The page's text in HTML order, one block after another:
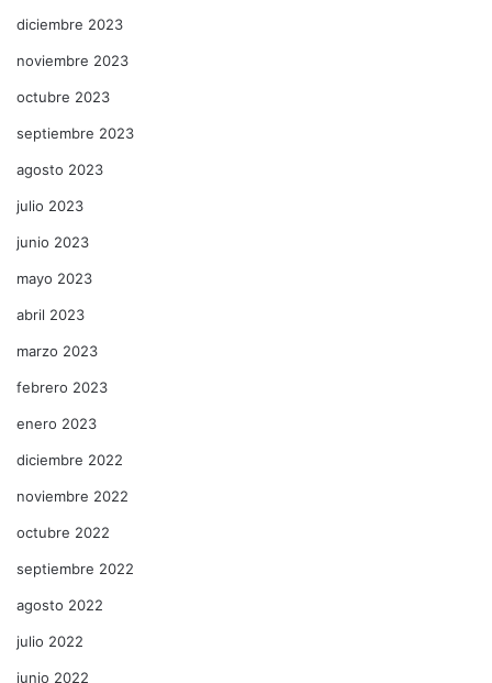
diciembre 2023
noviembre 2023
octubre 2023
septiembre 2023
agosto 2023
julio 2023
junio 2023
mayo 2023
abril 2023
marzo 2023
febrero 2023
enero 2023
diciembre 2022
noviembre 2022
octubre 2022
septiembre 2022
agosto 2022
julio 2022
junio 2022